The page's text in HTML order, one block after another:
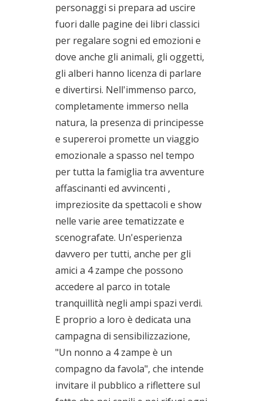
personaggi si prepara ad uscire
fuori dalle pagine dei libri classici
per regalare sogni ed emozioni e
dove anche gli animali, gli oggetti,
gli alberi hanno licenza di parlare
e divertirsi. Nell'immenso parco,
completamente immerso nella
natura, la presenza di principesse
e supereroi promette un viaggio
emozionale a spasso nel tempo
per tutta la famiglia tra avventure
affascinanti ed avvincenti ,
impreziosite da spettacoli e show
nelle varie aree tematizzate e
scenografate. Un'esperienza
davvero per tutti, anche per gli
amici a 4 zampe che possono
accedere al parco in totale
tranquillità negli ampi spazi verdi.
E proprio a loro è dedicata una
campagna di sensibilizzazione,
"Un nonno a 4 zampe è un
compagno da favola", che intende
invitare il pubblico a riflettere sul